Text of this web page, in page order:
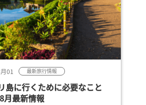
01 最新旅行情報
島に行くために必要なこと
月最新情報